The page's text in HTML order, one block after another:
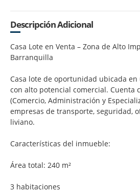
Descripción Adicional
Casa Lote en Venta – Zona de Alto
Barranquilla
Casa lote de oportunidad ubicada
con alto potencial comercial. Cuenta
(Comercio, Administración y
empresas de transporte, seguridad,
liviano.
Características del inmueble:
Área total: 240 m²
3 habitaciones